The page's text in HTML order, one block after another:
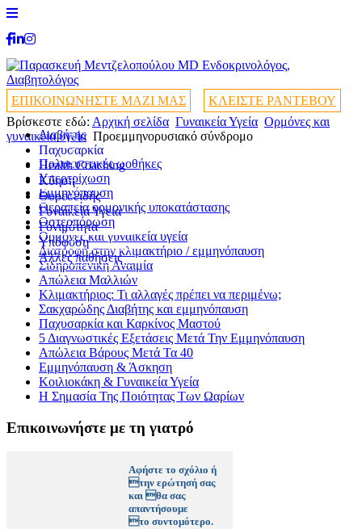
ΕΠΙΚΟΙΝΩΝΗΣΤΕ ΜΑΖΙ ΜΑΣ ΚΛΕΙΣΤΕ ΡΑΝΤΕΒΟΥ
Διαβήτης
+
Παχυσαρκία
+
Health Coaching
+
+
Κύηση
+
Θυρεοειδής
+
Γυναικεία Υγεία
+
Γονιμότητα
+
Υπόφυση
+
Άλλες παθήσεις
+
Βρίσκεστε εδώ: Αρχική σελίδα Γυναικεία Υγεία Ορμόνες και
γυναικεία υγεία Προεμμηνορυσιακό σύνδρομο
Πολυκυστικές ωοθήκες
Υπερτρίχωση
Εμμηνόπαυση
Θεραπεία ορμονικής υποκατάστασης
Οστεοπόρωση
Ορμόνες και γυναικεία υγεία
Διατροφή στην κλιμακτήριο / εμμηνόπαυση
Σιδηροπενική Αναιμία
Απώλεια Μαλλιών
Κλιμακτήριος: Τι αλλαγές πρέπει να περιμένω;
Σακχαρώδης Διαβήτης και εμμηνόπαυση
Παχυσαρκία και Καρκίνος Μαστού
5 Διαγνωστικές Εξετάσεις Μετά Την Εμμηνόπαυση
Απώλεια Βάρους Μετά Τα 40
Εμμηνόπαυση & Άσκηση
Κοιλιοκάκη & Γυναικεία Υγεία
Η Σημασία Της Ποιότητας Των Ωαρίων
Επικοινωνήστε με τη γιατρό
Αφήστε το σχόλιο ή
την ερώτησή σας
και θα σας
απαντήσουμε
το συντομότερο.